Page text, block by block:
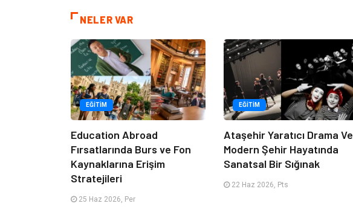
NELER VAR
EĞITIM
Education Abroad
Fırsatlarında Burs ve Fon
Kaynaklarına Erişim
Stratejileri
25 Haz 2026, Per
EĞITIM
Ataşehir Yaratıcı Drama Ve
Modern Şehir Hayatında
Sanatsal Bir Sığınak
22 Haz 2026, Pts